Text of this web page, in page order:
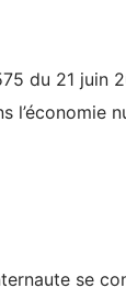
du 21 juin
l’économie
se